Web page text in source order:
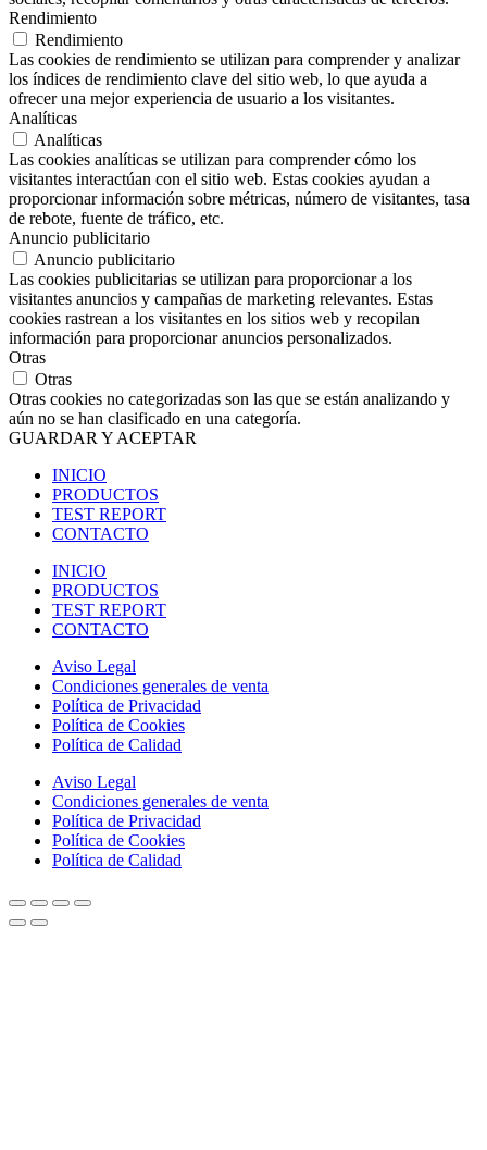
Rendimiento
Rendimiento
Las cookies de rendimiento se utilizan para comprender y analizar
los índices de rendimiento clave del sitio web, lo que ayuda a
ofrecer una mejor experiencia de usuario a los visitantes.
Analíticas
Analíticas
Las cookies analíticas se utilizan para comprender cómo los
visitantes interactúan con el sitio web. Estas cookies ayudan a
proporcionar información sobre métricas, número de visitantes, tasa
de rebote, fuente de tráfico, etc.
Anuncio publicitario
Anuncio publicitario
Las cookies publicitarias se utilizan para proporcionar a los
visitantes anuncios y campañas de marketing relevantes. Estas
cookies rastrean a los visitantes en los sitios web y recopilan
información para proporcionar anuncios personalizados.
Otras
Otras
Otras cookies no categorizadas son las que se están analizando y
aún no se han clasificado en una categoría.
GUARDAR Y ACEPTAR
INICIO
PRODUCTOS
TEST REPORT
CONTACTO
INICIO
PRODUCTOS
TEST REPORT
CONTACTO
Aviso Legal
Condiciones generales de venta
Política de Privacidad
Política de Cookies
Política de Calidad
Aviso Legal
Condiciones generales de venta
Política de Privacidad
Política de Cookies
Política de Calidad